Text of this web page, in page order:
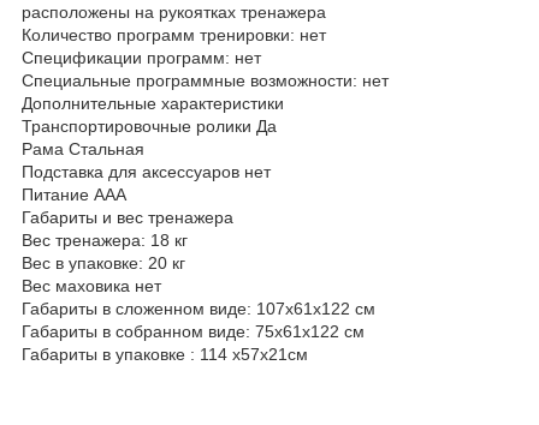
расположены на рукоятках тренажера
Количество программ тренировки: нет
Спецификации программ: нет
Специальные программные возможности: нет
Дополнительные характеристики
Транспортировочные ролики Да
Рама Стальная
Подставка для аксессуаров нет
Питание ААА
Габариты и вес тренажера
Вес тренажера: 18 кг
Вес в упаковке: 20 кг
Вес маховика нет
Габариты в сложенном виде: 107x61x122 см
Габариты в собранном виде: 75x61x122 см
Габариты в упаковке : 114 x57x21см